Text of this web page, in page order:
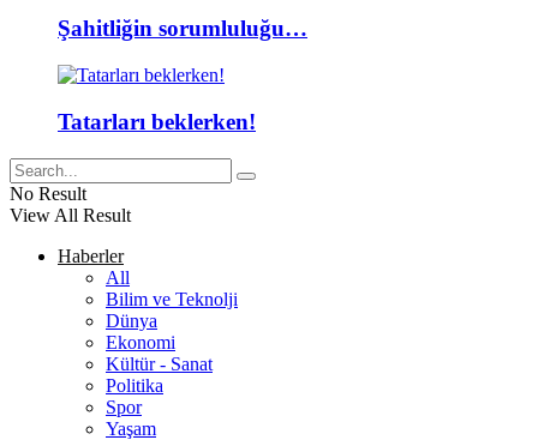
Şahitliğin sorumluluğu…
Tatarları beklerken!
No Result
View All Result
Haberler
All
Bilim ve Teknolji
Dünya
Ekonomi
Kültür - Sanat
Politika
Spor
Yaşam